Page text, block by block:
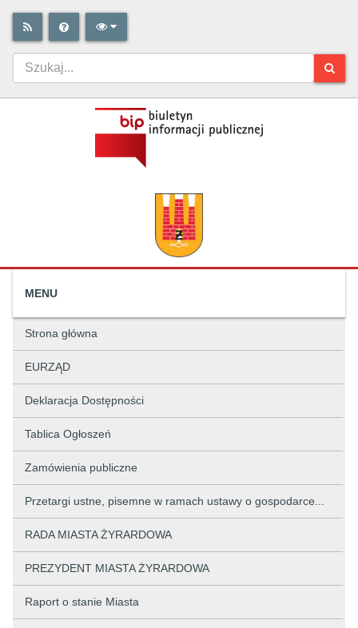
MENU
Strona główna
EURZĄD
Deklaracja Dostępności
Tablica Ogłoszeń
Zamówienia publiczne
Przetargi ustne, pisemne w ramach ustawy o gospodarce...
RADA MIASTA ŻYRARDOWA
PREZYDENT MIASTA ŻYRARDOWA
Raport o stanie Miasta